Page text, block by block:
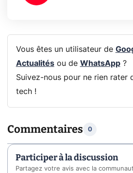
Vous êtes un utilisateur de
Actualitésou de WhatsApp?
Suivez-nous pour ne rien rater
tech !
Commentaires 0
Participer à la discussion
Partagez votre avis avec la